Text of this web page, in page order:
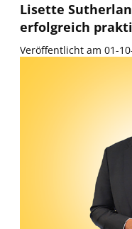
Lisette
erfolgreich
Veröffentlicht am 01-